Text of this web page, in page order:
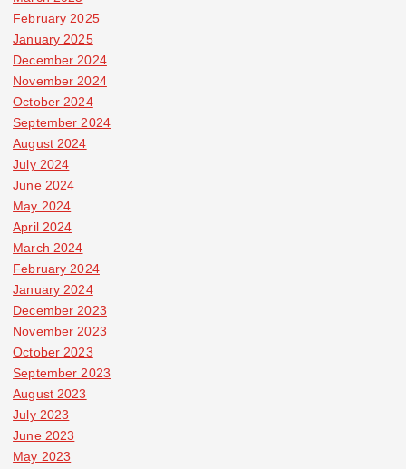
February 2025
January 2025
December 2024
November 2024
October 2024
September 2024
August 2024
July 2024
June 2024
May 2024
April 2024
March 2024
February 2024
January 2024
December 2023
November 2023
October 2023
September 2023
August 2023
July 2023
June 2023
May 2023